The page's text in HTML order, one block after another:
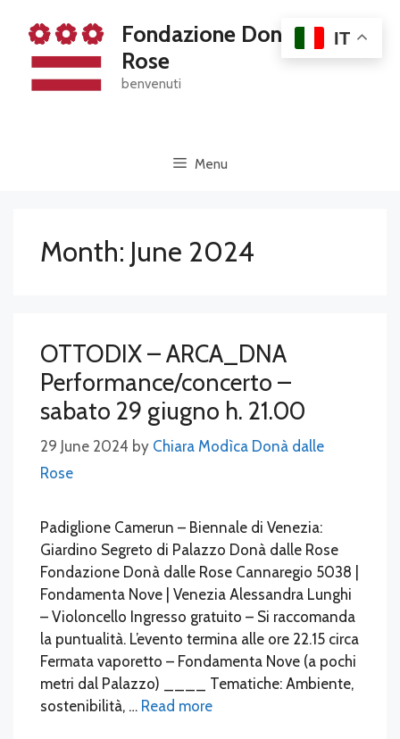
content
Fondazione Dona' Dalle
Rose
benvenuti
Menu
Month: June 2024
OTTODIX – ARCA_DNA
Performance/concerto –
sabato 29 giugno h. 21.00
29 June 2024 by Chiara Modìca Donà dalle
Rose
Padiglione Camerun – Biennale di Venezia:
Giardino Segreto di Palazzo Donà dalle Rose
Fondazione Donà dalle Rose Cannaregio 5038 |
Fondamenta Nove | Venezia Alessandra Lunghi
– Violoncello Ingresso gratuito – Si raccomanda
la puntualità. L’evento termina alle ore 22.15 circa
Fermata vaporetto – Fondamenta Nove (a pochi
metri dal Palazzo) ____ Tematiche: Ambiente,
sostenibilità, … Read more
IT